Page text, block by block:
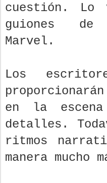
cuestión. Lo
guiones
Marvel.
Los
en la
detalles.
ritmos
manera mucho